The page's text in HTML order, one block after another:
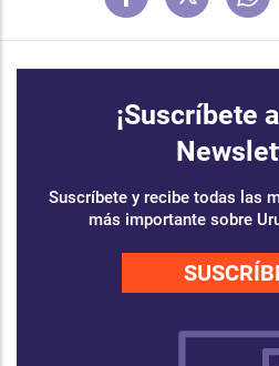
¡Suscríbete
Suscríbete y recibe todas las
más importante sobre